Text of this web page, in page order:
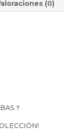
(0)
‼️